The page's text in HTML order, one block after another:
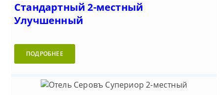
Стандартный 2-местный
Улучшенный
ПОДРОБНЕЕ